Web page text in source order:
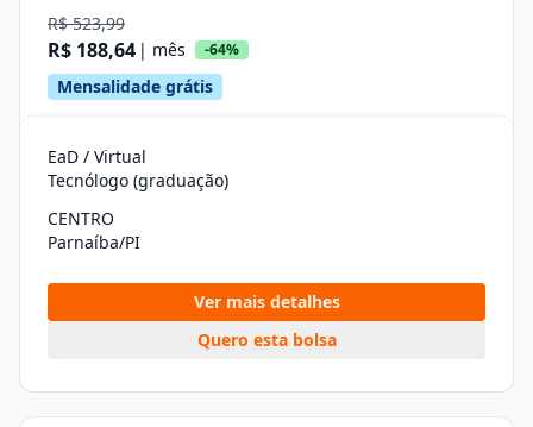
R$ 523,99
R$ 188,64 | mês -64%
Mensalidade grátis
EaD / Virtual
Tecnólogo (graduação)
CENTRO
Parnaíba/PI
Ver mais detalhes
Quero esta bolsa